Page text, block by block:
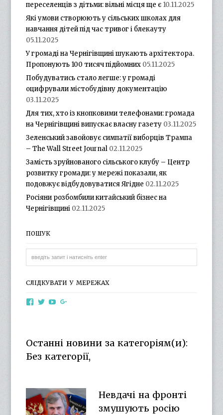
переселенців з дітьми: вільні місця ще є 10.11.2025
Які умови створюють у сільських школах для
навчання дітей під час тривог і блекауту
05.11.2025
У громаді на Чернігівщині шукають архітектора.
Пропонують 100 тисяч підйомних 05.11.2025
Побудуватись стало легше: у громаді
оцифрували містобудівну документацію
03.11.2025
Для тих, хто із кнопковими телефонами: громада
на Чернігівщині випускає власну газету 03.11.2025
Зеленський завойовує симпатії виборців Трампа
– The Wall Street Journal 02.11.2025
Замість зруйнованого сільського клубу – Центр
розвитку громади: у мережі показали, як
подовжує відбудовуватися Ягідне 02.11.2025
Росіяни розбомбили китайський бізнес на
Чернігівщині 02.11.2025
ПОШУК
СЛІДКУВАТИ У МЕРЕЖАХ
ViewViewView
YouTube
Останні новини за категоріям(и):
Без категорії,
Невдачі на фронті
змушують росію